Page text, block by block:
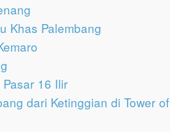
Khas Palembang
16 Ilir
dari Ketinggian di Tower of